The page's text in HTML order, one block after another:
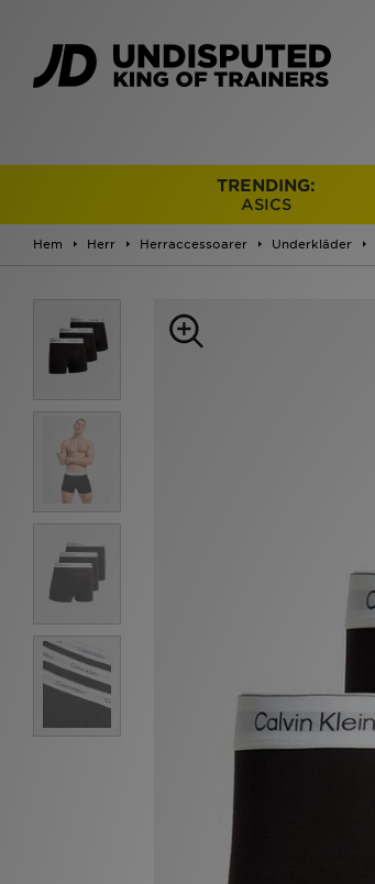
TRENDING:
ASICS
Hem Herr Herraccessoarer Underkläder